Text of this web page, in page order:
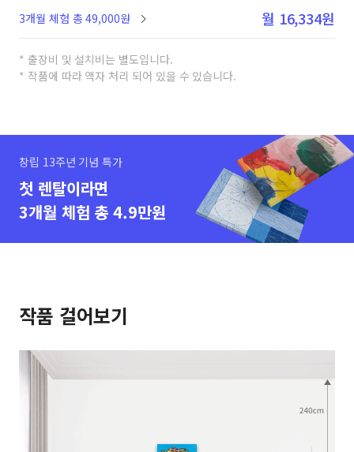
3개월 체험 총 49,000원 월 16,334원
* 출장비 및 설치비는 별도입니다.
* 작품에 따라 액자 처리 되어 있을 수 있습니다.
창립 13주년 기념 특가
첫 렌탈이라면
3개월 체험 총 4.9만원
작품 걸어보기